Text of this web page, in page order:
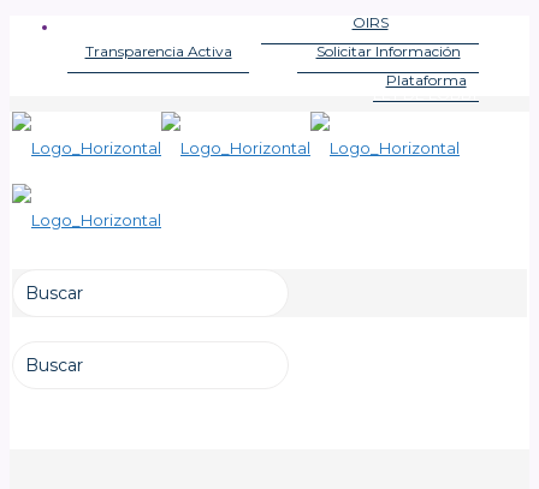
OIRS
Solicitar Información
Transparencia Activa
Plataforma